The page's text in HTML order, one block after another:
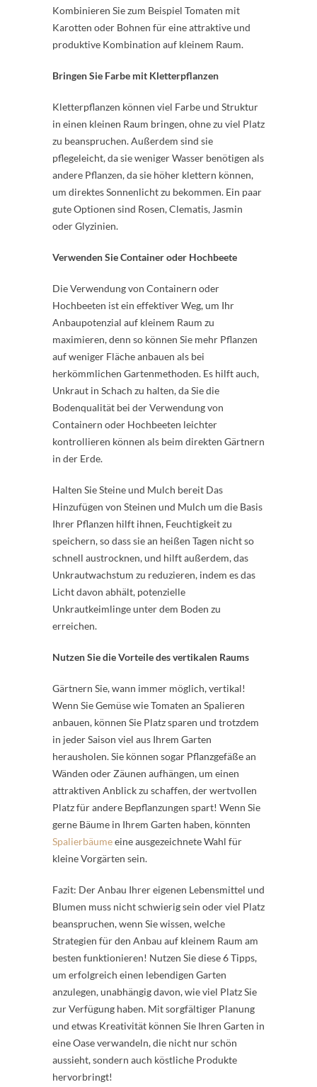
Kombinieren Sie zum Beispiel Tomaten mit
Karotten oder Bohnen für eine attraktive und
produktive Kombination auf kleinem Raum.
Bringen Sie Farbe mit Kletterpflanzen
Kletterpflanzen können viel Farbe und Struktur
in einen kleinen Raum bringen, ohne zu viel Platz
zu beanspruchen. Außerdem sind sie
pflegeleicht, da sie weniger Wasser benötigen als
andere Pflanzen, da sie höher klettern können,
um direktes Sonnenlicht zu bekommen. Ein paar
gute Optionen sind Rosen, Clematis, Jasmin
oder Glyzinien.
Verwenden Sie Container oder Hochbeete
Die Verwendung von Containern oder
Hochbeeten ist ein effektiver Weg, um Ihr
Anbaupotenzial auf kleinem Raum zu
maximieren, denn so können Sie mehr Pflanzen
auf weniger Fläche anbauen als bei
herkömmlichen Gartenmethoden. Es hilft auch,
Unkraut in Schach zu halten, da Sie die
Bodenqualität bei der Verwendung von
Containern oder Hochbeeten leichter
kontrollieren können als beim direkten Gärtnern
in der Erde.
Halten Sie Steine und Mulch bereit Das
Hinzufügen von Steinen und Mulch um die Basis
Ihrer Pflanzen hilft ihnen, Feuchtigkeit zu
speichern, so dass sie an heißen Tagen nicht so
schnell austrocknen, und hilft außerdem, das
Unkrautwachstum zu reduzieren, indem es das
Licht davon abhält, potenzielle
Unkrautkeimlinge unter dem Boden zu
erreichen.
Nutzen Sie die Vorteile des vertikalen Raums
Gärtnern Sie, wann immer möglich, vertikal!
Wenn Sie Gemüse wie Tomaten an Spalieren
anbauen, können Sie Platz sparen und trotzdem
in jeder Saison viel aus Ihrem Garten
herausholen. Sie können sogar Pflanzgefäße an
Wänden oder Zäunen aufhängen, um einen
attraktiven Anblick zu schaffen, der wertvollen
Platz für andere Bepflanzungen spart! Wenn Sie
gerne Bäume in Ihrem Garten haben, könnten
Spalierbäumeeine ausgezeichnete Wahl für
kleine Vorgärten sein.
Fazit: Der Anbau Ihrer eigenen Lebensmittel und
Blumen muss nicht schwierig sein oder viel Platz
beanspruchen, wenn Sie wissen, welche
Strategien für den Anbau auf kleinem Raum am
besten funktionieren! Nutzen Sie diese 6 Tipps,
um erfolgreich einen lebendigen Garten
anzulegen, unabhängig davon, wie viel Platz Sie
zur Verfügung haben. Mit sorgfältiger Planung
und etwas Kreativität können Sie Ihren Garten in
eine Oase verwandeln, die nicht nur schön
aussieht, sondern auch köstliche Produkte
hervorbringt!